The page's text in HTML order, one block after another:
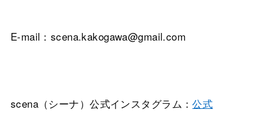
E-mail：scena.kakogawa@gmail.com
scena（シーナ）公式インスタグラム：公式